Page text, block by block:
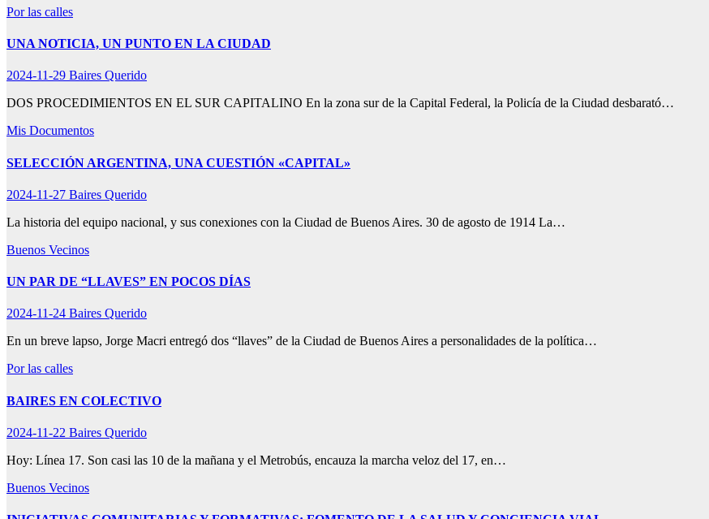
Por las calles
UNA NOTICIA, UN PUNTO EN LA CIUDAD
2024-11-29 Baires Querido
DOS PROCEDIMIENTOS EN EL SUR CAPITALINO En la zona sur de la Capital Federal, la Policía de la Ciudad desbarató…
Mis Documentos
SELECCIÓN ARGENTINA, UNA CUESTIÓN «CAPITAL»
2024-11-27 Baires Querido
La historia del equipo nacional, y sus conexiones con la Ciudad de Buenos Aires. 30 de agosto de 1914 La…
Buenos Vecinos
UN PAR DE “LLAVES” EN POCOS DÍAS
2024-11-24 Baires Querido
En un breve lapso, Jorge Macri entregó dos “llaves” de la Ciudad de Buenos Aires a personalidades de la política…
Por las calles
BAIRES EN COLECTIVO
2024-11-22 Baires Querido
Hoy: Línea 17. Son casi las 10 de la mañana y el Metrobús, encauza la marcha veloz del 17, en…
Buenos Vecinos